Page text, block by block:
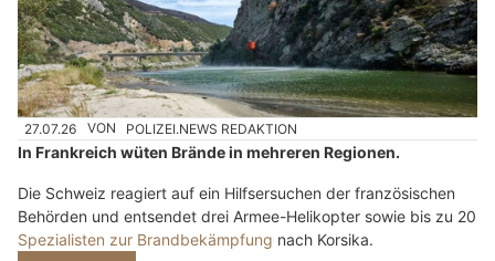
27.07.26 VON POLIZEI.NEWS REDAKTION
In Frankreich wüten Brände in mehreren Regionen.
Die Schweiz reagiert auf ein Hilfsersuchen der französischen
Behörden und entsendet drei Armee-Helikopter sowie bis zu 20
Spezialisten zur Brandbekämpfung nach Korsika.